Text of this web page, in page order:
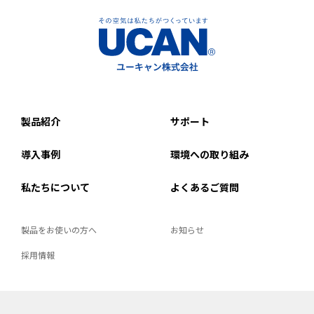
製品紹介 サポート
導入事例 環境への取り組み
私たちについて よくあるご質問
製品をお使いの方へ お知らせ
採用情報